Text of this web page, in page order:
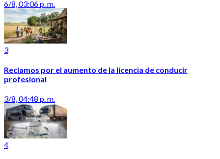
6/8, 03:06 p. m.
3
Reclamos por el aumento de la licencia de conducir
profesional
3/8, 04:48 p. m.
4